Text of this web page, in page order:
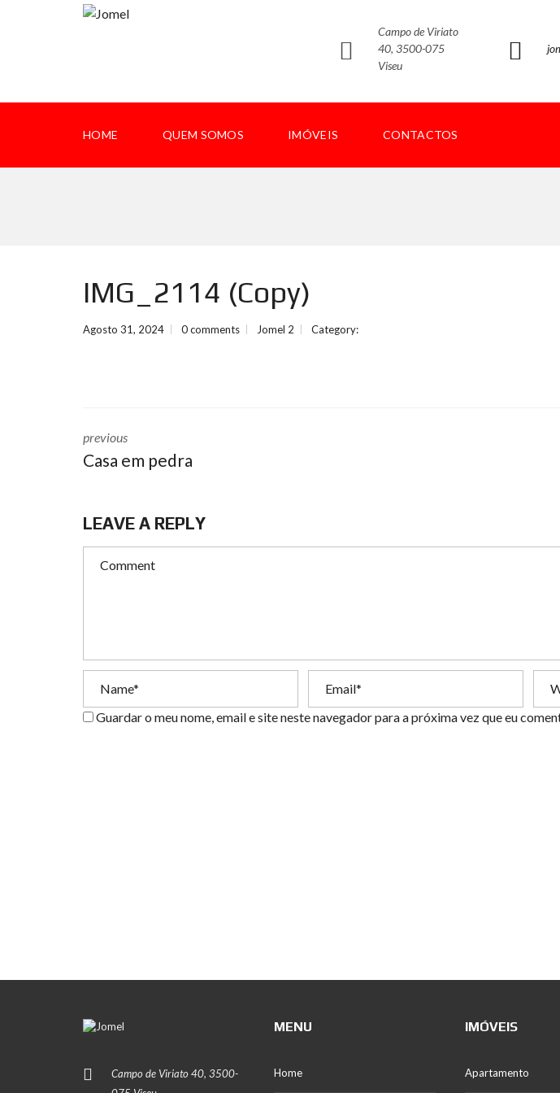
Campo de Viriato
40, 3500-075
Viseu
HOME QUEM SOMOS IMÓVEIS CONTACTOS
IMG_2114 (Copy)
Agosto 31, 2024 0 comments Jomel 2 Category:
previous
Casa em pedra
LEAVE A REPLY
Guardar o meu nome, email e site neste navegador para a próxima vez que eu
Campo de Viriato 40, 3500-
MENU
Home
IMÓVEIS
Apartamento